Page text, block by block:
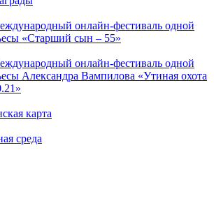
онлайн-фестиваль одной
«Старший сын – 55»
онлайн-фестиваль одной
Александра Вампилова «Утиная охота
карта
среда